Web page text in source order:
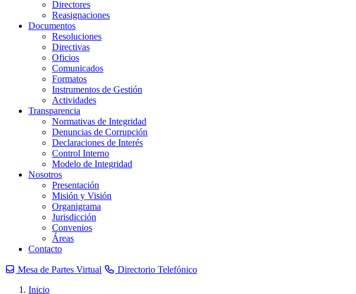
Directores
Reasignaciones
Documentos
Resoluciones
Directivas
Oficios
Comunicados
Formatos
Instrumentos de Gestión
Actividades
Transparencia
Normativas de Integridad
Denuncias de Corrupción
Declaraciones de Interés
Control Interno
Modelo de Integridad
Nosotros
Presentación
Misión y Visión
Organigrama
Jurisdicción
Convenios
Áreas
Contacto
Mesa de Partes Virtual
Directorio Telefónico
Inicio